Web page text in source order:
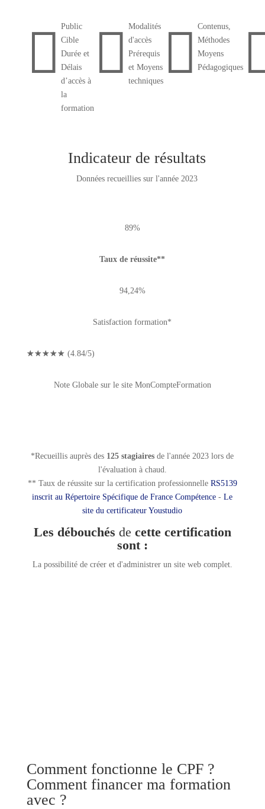
 Public
Cible
Durée et
Délais
d’accès à
la
formation
 Modalités
d'accès
Prérequis
et Moyens
techniques
 Contenus,
Méthodes
Moyens
Pédagogiques
Indicateur de résultats
Données recueillies sur l'année 2023
89%
Taux de réussite**
94,24%
Satisfaction formation*
☆☆☆☆☆ (4.84/5)
Note Globale sur le site MonCompteFormation
*Recueillis auprès des 125 stagiaires de l'année 2023 lors de
l'évaluation à chaud.
** Taux de réussite sur la certification professionnelle RS5139
inscrit au Répertoire Spécifique de France Compétence-Le
site du certificateur Youstudio
Les débouchés de cette certification
sont :
La possibilité de créer et d'administrer un site web complet.
Comment fonctionne le CPF ?
Comment financer ma formation
avec ?